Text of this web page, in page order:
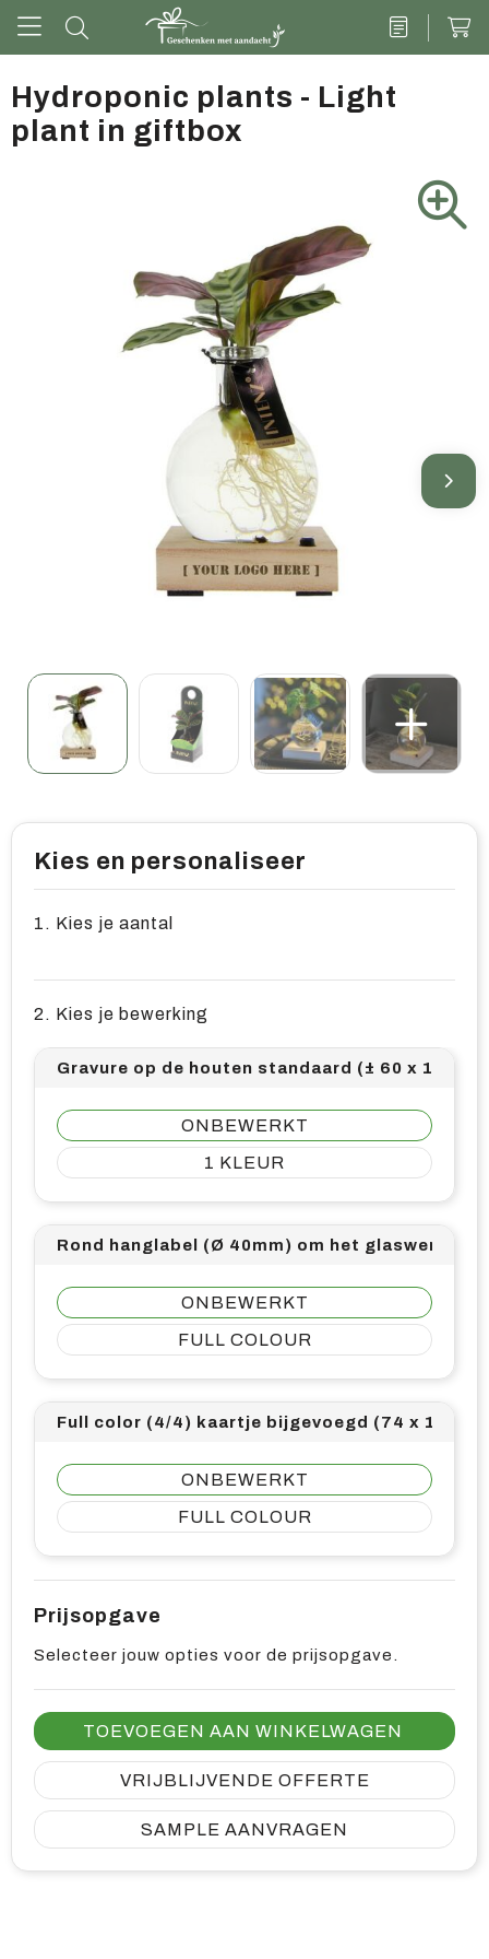
Drinkwaren
Vrije tijd & outdoor
Overige relatiegeschenken
Hydroponic plants - Light
plant in giftbox
Kies en personaliseer
1. Kies je aantal
2. Kies je bewerking
Gravure op de houten standaard (± 60 x 15 mm)
ONBEWERKT
1
Rond hanglabel (Ø 40mm) om het glaswerk -
ONBEWERKT
FULL COLOUR
Full color (4/4) kaartje bijgevoegd (74 x 105)
ONBEWERKT
FULL COLOUR
Prijsopgave
Selecteer jouw opties voor de prijsopgave.
TOEVOEGEN AAN WINKELWAGEN
VRIJBLIJVENDE OFFERTE
SAMPLE AANVRAGEN